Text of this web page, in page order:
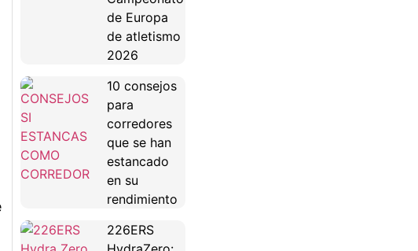
de Europa
de atletismo
2026
10 consejos
para
corredores
que se han
estancado
en su
rendimiento
226ERS